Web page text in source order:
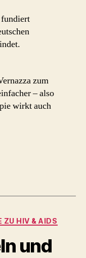
fundiert
zum
– also
wirkt auch
ZU HIV & AIDS
und